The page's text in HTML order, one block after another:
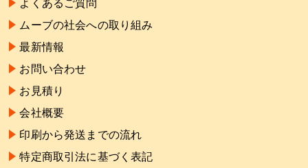
よくあるご質問
ムーブの社会への取り組み
最新情報
お問い合わせ
お見積り
会社概要
印刷から発送までの流れ
特定商取引法に基づく表記